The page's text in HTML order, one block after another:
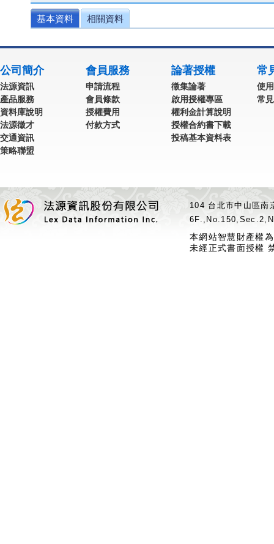
基本資料 相關資料
公司簡介
法源資訊
產品服務
資料庫說明
法源徵才
交通資訊
策略聯盟
會員服務
申請流程
會員條款
授權費用
付款方式
論著授權
徵集論著
啟用授權專區
權利金計算說明
授權合約書下載
投稿基本資料表
常
使
常
104 台北市中山區
本網站智慧財產權
未經正式書面授權